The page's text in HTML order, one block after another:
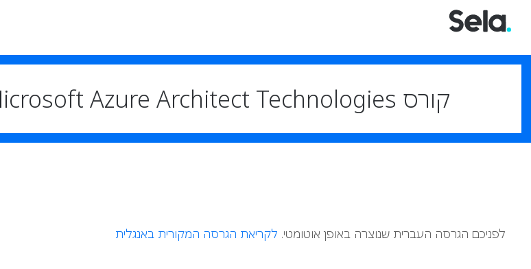
קורס Microsoft Azure Architect Technologies
לפניכם הגרסה העברית שנוצרה באופן אוטומטי. לקריאת הגרסה המקורית באנגלית